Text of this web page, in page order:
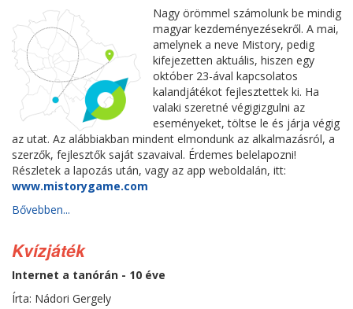
Nagy örömmel számolunk be mindig
magyar kezdeményezésekről. A mai,
amelynek a neve Mistory, pedig
kifejezetten aktuális, hiszen egy
október 23-ával kapcsolatos
kalandjátékot fejlesztettek ki. Ha
valaki szeretné végigizgulni az
eseményeket, töltse le és járja végig
az utat. Az alábbiakban mindent elmondunk az alkalmazásról, a
szerzők, fejlesztők saját szavaival. Érdemes belelapozni!
Részletek a lapozás után, vagy az app weboldalán, itt:
www.mistorygame.com
Bővebben...
Kvízjáték
Internet a tanórán - 10 éve
Írta: Nádori Gergely